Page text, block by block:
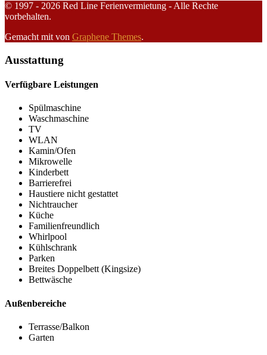
© 1997 - 2026 Red Line Ferienvermietung - Alle Rechte
vorbehalten.
Gemacht mit von Graphene Themes.
Ausstattung
Verfügbare Leistungen
Spülmaschine
Waschmaschine
TV
WLAN
Kamin/Ofen
Mikrowelle
Kinderbett
Barrierefrei
Haustiere nicht gestattet
Nichtraucher
Küche
Familienfreundlich
Whirlpool
Kühlschrank
Parken
Breites Doppelbett (Kingsize)
Bettwäsche
Außenbereiche
Terrasse/Balkon
Garten